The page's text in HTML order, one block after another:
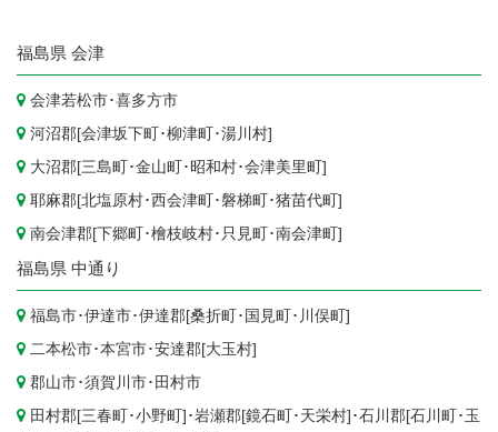
福島県 会津
会津若松市･喜多方市
河沼郡[会津坂下町･柳津町･湯川村]
大沼郡[三島町･金山町･ 昭和村･会津美里町]
耶麻郡[北塩原村･西会津町･磐梯町･猪苗代町]
南会津郡[下郷町･檜枝岐村･ 只見町･南会津町]
福島県 中通り
福島市･伊達市･伊達郡[桑折町･ 国見町･ 川俣町]
二本松市･本宮市･安達郡[大玉村]
郡山市･須賀川市･ 田村市
田村郡[三春町･小野町]･岩瀬郡[鏡石町･ 天栄村]･石川郡[石川町･ 玉